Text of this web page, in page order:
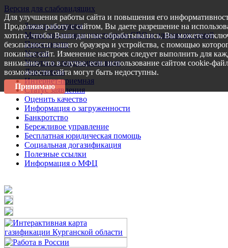
Версия для слабовидящих
Запись на прием
Меры поддержки участникам СВО и членам их семей
Пресс-центр
Услуги
Услуги в электронном виде
Документы
Интернет-приемная
Статус заявления
Оценить качество
Информация о загруженности
Банкротство
Бережливое управление
Бесплатная юридическая помощь
Социальная догазификация
Полезные ссылки
Информация о МФЦ
Для улучшения работы сайта и повышения его
Продолжая работу с сайтом, Вы даете разрешение на
хотите, чтобы Ваши данные обрабатывались, Вы можете
безопасности вашего браузера и устройства, с помощью
покиньте сайт. Изменение настроек следует выполнить для
внимание, что в случае, если использование сайтом cookie-
возможности сайта могут быть недоступны.
Принимаю